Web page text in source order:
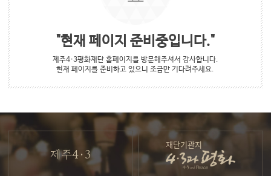
"현재 페이지 준비중입니다."
제주4·3평화재단 홈페이지를 방문해주셔서 감사합니다.
현재 페이지를 준비하고 있으니 조금만 기다려주세요.
제주4·3
재단기관지